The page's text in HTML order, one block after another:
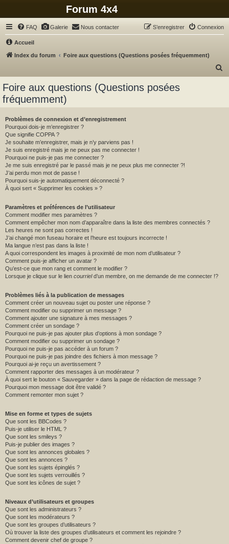
Forum 4x4
FAQ Galerie Nous contacter Connexion
S’enregistrer
Accueil
Index du forum
Foire aux questions (Questions posées fréquemment)
Foire aux questions (Questions posées
fréquemment)
Problèmes de connexion et d’enregistrement
Pourquoi dois-je m’enregistrer ?
Que signifie COPPA ?
Je souhaite m’enregistrer, mais je n’y parviens pas !
Je suis enregistré mais je ne peux pas me connecter !
Pourquoi ne puis-je pas me connecter ?
Je me suis enregistré par le passé mais je ne peux plus me connecter ?!
J’ai perdu mon mot de passe !
Pourquoi suis-je automatiquement déconnecté ?
À quoi sert « Supprimer les cookies » ?
Paramètres et préférences de l’utilisateur
Comment modifier mes paramètres ?
Comment empêcher mon nom d’apparaître dans la liste des membres connectés ?
Les heures ne sont pas correctes !
J’ai changé mon fuseau horaire et l’heure est toujours incorrecte !
Ma langue n’est pas dans la liste !
A quoi correspondent les images à proximité de mon nom d’utilisateur ?
Comment puis-je afficher un avatar ?
Qu’est-ce que mon rang et comment le modifier ?
Lorsque je clique sur le lien courrield’un membre, on me demande de me connecter !?
Problèmes liés à la publication de messages
Comment créer un nouveau sujet ou poster une réponse ?
Comment modifier ou supprimer un message ?
Comment ajouter une signature à mes messages ?
Comment créer un sondage ?
Pourquoi ne puis-je pas ajouter plus d’options à mon sondage ?
Comment modifier ou supprimer un sondage ?
Pourquoi ne puis-je pas accéder à un forum ?
Pourquoi ne puis-je pas joindre des fichiers à mon message ?
Pourquoi ai-je reçu un avertissement ?
Comment rapporter des messages à un modérateur ?
À quoi sert le bouton « Sauvegarder » dans la page de rédaction de message ?
Pourquoi mon message doit être validé ?
Comment remonter mon sujet ?
Mise en forme et types de sujets
Que sont les BBCodes ?
Puis-je utiliser le HTML ?
Que sont les smileys ?
Puis-je publier des images ?
Que sont les annonces globales ?
Que sont les annonces ?
Que sont les sujets épinglés ?
Que sont les sujets verrouillés ?
Que sont les icônes de sujet ?
Niveaux d’utilisateurs et groupes
Que sont les administrateurs ?
Que sont les modérateurs ?
Que sont les groupes d’utilisateurs ?
Où trouver la liste des groupes d’utilisateurs et comment les rejoindre ?
Comment devenir chef de groupe ?